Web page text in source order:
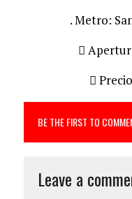
. Metro:


BE THE FIRST TO
Leave a